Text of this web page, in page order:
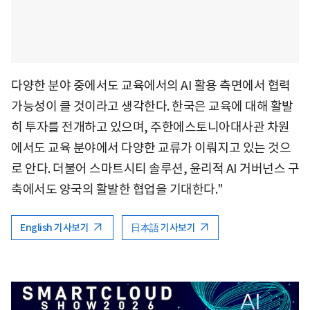
다양한 분야 중에서도 교육에서의 AI 활용 측면에서 협력
가능성이 클 것이라고 생각한다. 한국은 교육에 대해 활발
히 투자를 전개하고 있으며, 주한에스토니아대사관 차원
에서도 교육 분야에서 다양한 교류가 이뤄지고 있는 것으
로 안다. 더불어 스마트시티 솔루션, 윤리적 AI 거버넌스 구
축에서도 양국의 활발한 협업을 기대한다."
English 기사보기 日本語 기사보기